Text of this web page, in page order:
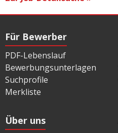
Für Bewerber
PDF-Lebenslauf
Bewerbungsunterlagen
Suchprofile
Merkliste
Über uns